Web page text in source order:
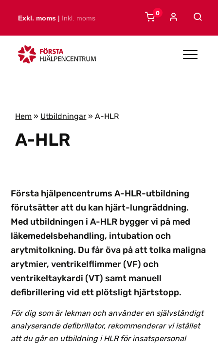
Exkl. moms | Inkl. moms
0
Hem » Utbildningar »A-HLR
A-HLR
Första hjälpencentrums A-HLR-utbildning
förutsätter att du kan hjärt-lungräddning.
Med utbildningen i A-HLR bygger vi på med
läkemedelsbehandling, intubation och
arytmitolkning. Du får öva på att tolka maligna
arytmier, ventrikelflimmer (VF) och
ventrikeltaykardi (VT) samt manuell
defibrillering vid ett plötsligt hjärtstopp.
För dig som är lekman och använder en självständigt
analyserande defibrillator, rekommenderar vi istället
att du går en utbildning i HLR för insatspersonal